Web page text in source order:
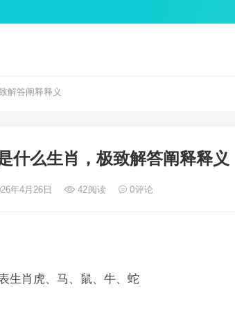
解答阐释释义
什么生肖，极致解答阐释释义
年4月26日 42阅读 0评论
生肖虎、马、鼠、牛、蛇